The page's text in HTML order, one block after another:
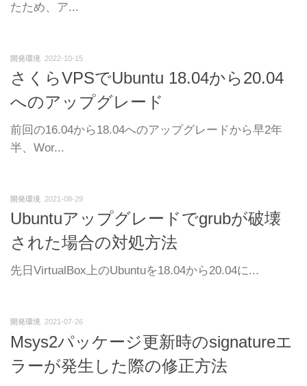
たため、ア...
開発環境 2022-10-15
さくらVPSでUbuntu 18.04から20.04
へのアップグレード
前回の16.04から18.04へのアップグレードから早2年
半、Wor...
開発環境 2021-08-29
Ubuntuアップグレードでgrubが破壊
された場合の対処方法
先日VirtualBox上のUbuntuを18.04から20.04に...
開発環境 2021-07-26
Msys2パッケージ更新時のsignatureエ
ラーが発生した際の修正方法